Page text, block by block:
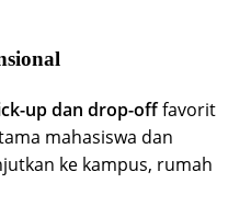
up dan drop-offfavorit
mahasiswa dan
ke kampus, rumah